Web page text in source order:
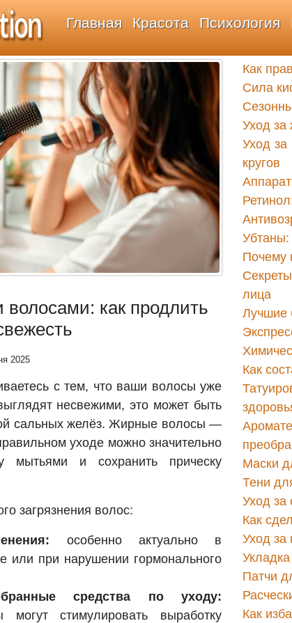
Главная Красота Психология
как продлить
2025
с тем, что ваши волосы уже
несвежими, это может быть
сальных желёз. Жирные волосы —
уходе можно значительно
мытьями и сохранить прическу
загрязнения волос:
особенно актуально в
или при нарушении гормонального
средства по уходу:
могут стимулировать выработку
Как
Сила
Уход за
Уход за
кругов
Убтаны:
Почему
лица
Лучшие
Как
Маски
Тени
Уход за
Как
Уход за
Патчи
Как